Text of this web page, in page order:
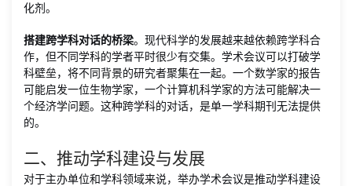
化剂。
搭建跨学科对话的桥梁。现代科学的发展越来越依赖跨学科合
作，但不同学科的学者平时很少有交集。学术会议可以打破学
科壁垒，将不同背景的研究者聚集在一起。一个数学家的报告
可能启发一位生物学家，一个计算机科学家的方法可能解决一
个经济学问题。这种跨学科的对话，是单一学科期刊无法提供
的。
二、推动学科建设与发展
对于主办单位和学科领域来说，举办学术会议是推动学科建设